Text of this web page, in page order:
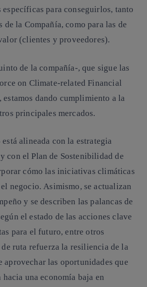
para conseguirlos, tanto
de la Compañía, como para las de
(clientes y proveedores).
de la compañía-, que sigue las
on Climate-related Financial
dando cumplimiento a la
principales mercados.
alineada con la estrategia
y con el Plan de Sostenibilidad de
cómo las iniciativas climáticas
negocio. Asimismo, se actualizan
y se describen las palancas de
el estado de las acciones clave
para el futuro, entre otros
de ruta refuerza la resiliencia de la
aprovechar las oportunidades que
una economía baja en